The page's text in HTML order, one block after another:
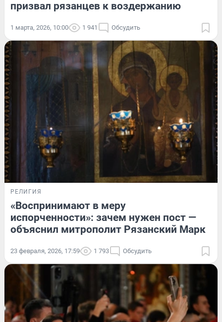
призвал рязанцев к воздержанию
1 марта, 2026, 10:00 1 941 Обсудить
РЕЛИГИЯ
«Воспринимают в меру
испорченности»: зачем нужен пост —
объяснил митрополит Рязанский Марк
23 февраля, 2026, 17:59 1 793 Обсудить